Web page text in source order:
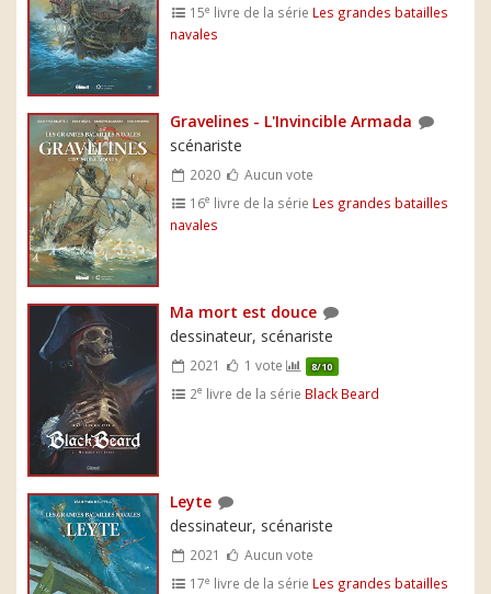
15e livre de la série Les grandes batailles
navales
Gravelines - L'Invincible Armada
scénariste
2020
Aucun vote
16e livre de la série Les grandes batailles
navales
Ma mort est douce
dessinateur, scénariste
2021 1 vote 8/10
2e livre de la série Black Beard
Leyte
dessinateur, scénariste
2021
Aucun vote
17e livre de la série Les grandes batailles